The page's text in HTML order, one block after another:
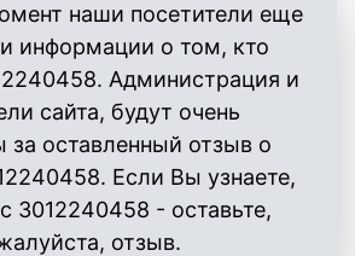
наши посетители еще
информации о том, кто
Администрация и
сайта, будут очень
за оставленный отзыв о
Если Вы узнаете,
3012240458 - оставьте,
отзыв.